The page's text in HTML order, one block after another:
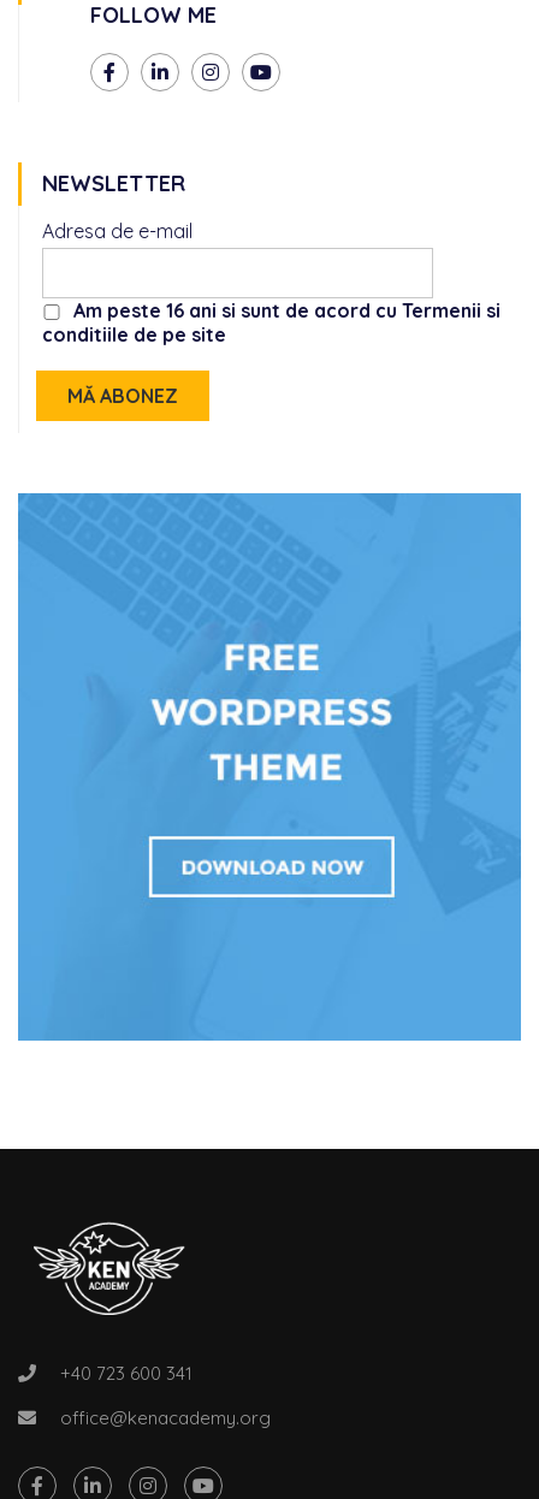
FOLLOW ME
NEWSLETTER
Adresa de e-mail
Am peste 16 ani si sunt de acord cu Termenii si
conditiile de pe site
+40 723 600 341
office@kenacademy.org